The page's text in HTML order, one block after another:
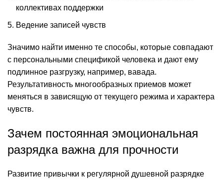
коллективах поддержки
Ведение записей чувств
Значимо найти именно те способы, которые совпадают
с персональными спецификой человека и дают ему
подлинное разгрузку, например, вавада.
Результативность многообразных приемов может
меняться в зависящую от текущего режима и характера
чувств.
Зачем постоянная эмоциональная
разрядка важна для прочности
Развитие привычки к регулярной душевной разрядке